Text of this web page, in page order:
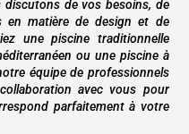
de vos besoins, de
en matière de design et de
une piscine traditionnelle
ou une piscine à
équipe de professionnels
avec vous pour
parfaitement à votre